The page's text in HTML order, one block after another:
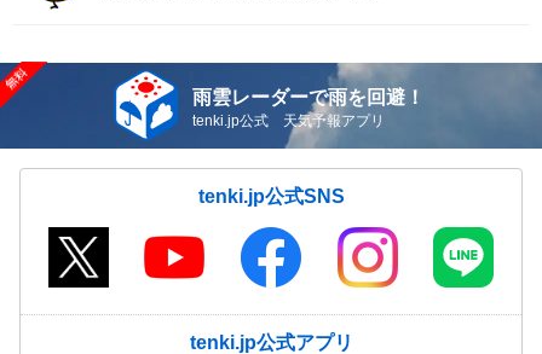
雨雲レーダーで雨を回避！
tenki.jp公式 天気予報アプリ
tenki.jp公式SNS
tenki.jp公式アプリ